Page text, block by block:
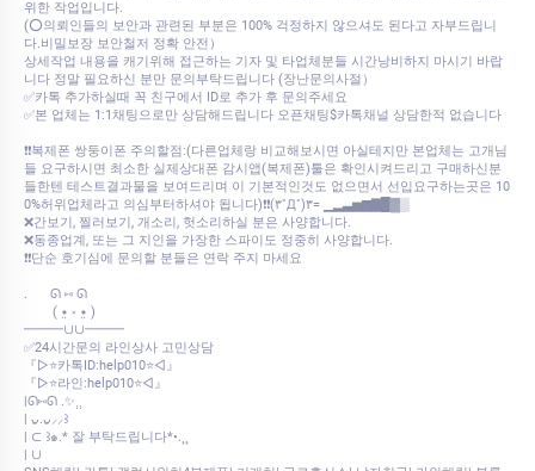
위한 작업입니다.
(⭕의뢰인들의 보안과 관련된 부분은 100% 걱정하지 않으셔도 된다고 자부드립니
다.비밀보장 보안철저 정확 안전）
상세작업 내용을 캐기위해 접근하는 기자 및 타업체분들 시간낭비하지 마시기 바랍
니다 정말 필요하신 분만 문의부탁드립니다 (장난문의사절）
✅카톡 추가하실때 꼭 친구에서 ID로 추가 후 문의주세요
✅본 업체는 1:1채팅으로만 상담해드립니다 오픈채팅$카톡채널 상담한적 없습니다
❗❗복제폰 쌍둥이폰 주의할점:(다른업체랑 비교해보시면 아실테지만 본업체는 고개님
들 요구하시면 최소한 실제상대폰 감시앱(복제폰)툴은 확인시켜드리고 구매하신분
들한텐 테스트결과물을 보여드리며 이 기본적인것도 없으면서 선입요구하는곳은 10
0%허위업체라고 의심부터하셔야 됩니다)❗❗(۳˚Д˚)۳= ▁▂▃▅▆▇█▓▒
❌간보기, 찔러보기, 개소리, 헛소리하실 분은 사양합니다.
❌동종업계, 또는 그 지인을 가장한 스파이도 정중히 사양합니다.
❗❗단순 호기심에 문의할 분들은 연락 주지 마세요
.⠀⠀ ᘏ ⑅ ᘏ
⠀⠀⠀( •̤ ༝ •̤ )
━━━∪∪━━━
✅24시간문의 라인상사 고민상담
『▷⭐카톡ID:help010⭐◁』
『▷⭐라인:help010⭐◁』
|ᘏ⑅ᘏ .✨⸒⸒
| ᴗ͈.ᴗ͈⸝⸝꒱
| ⊂ ꒱๑.* 잘 부탁드립니다*•.¸¸
| ∪